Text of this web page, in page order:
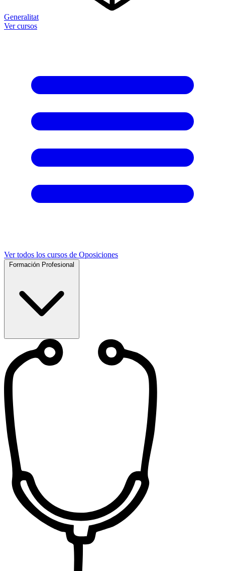
Generalitat
Ver cursos
Ver todos los cursos de Oposiciones
Formación Profesional